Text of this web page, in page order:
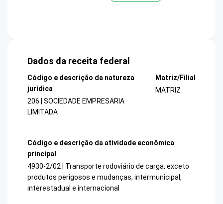
Dados da receita federal
Código e descrição da natureza
jurídica
206 | SOCIEDADE EMPRESARIA
LIMITADA
Matriz/Filial
MATRIZ
Código e descrição da atividade econômica
principal
4930-2/02 | Transporte rodoviário de carga, exceto
produtos perigosos e mudanças, intermunicipal,
interestadual e internacional